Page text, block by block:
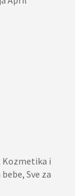
Kozmetika i
Sve za